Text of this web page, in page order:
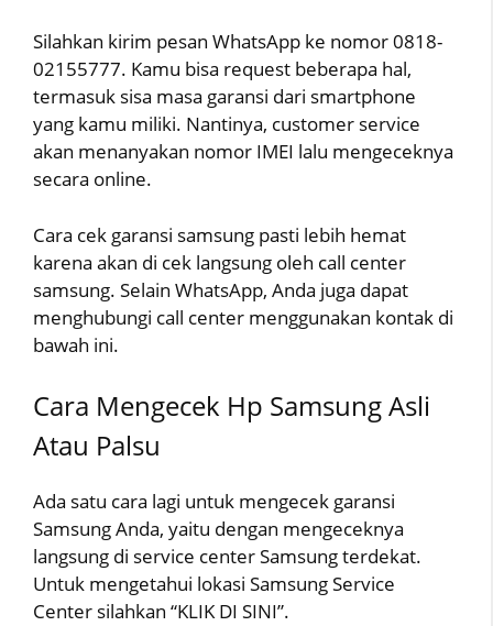
Silahkan kirim pesan WhatsApp ke nomor 0818-
02155777. Kamu bisa request beberapa hal,
termasuk sisa masa garansi dari smartphone
yang kamu miliki. Nantinya, customer service
akan menanyakan nomor IMEI lalu mengeceknya
secara online.
Cara cek garansi samsung pasti lebih hemat
karena akan di cek langsung oleh call center
samsung. Selain WhatsApp, Anda juga dapat
menghubungi call center menggunakan kontak di
bawah ini.
Cara Mengecek Hp Samsung Asli
Atau Palsu
Ada satu cara lagi untuk mengecek garansi
Samsung Anda, yaitu dengan mengeceknya
langsung di service center Samsung terdekat.
Untuk mengetahui lokasi Samsung Service
Center silahkan “KLIK DI SINI”.